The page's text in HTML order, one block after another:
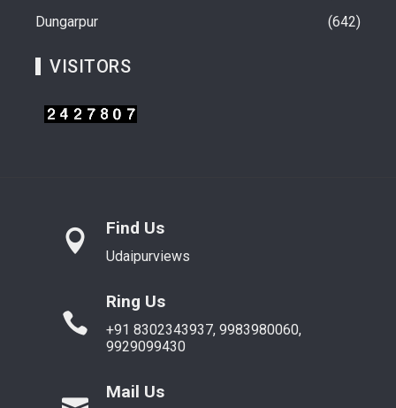
Dungarpur
642
VISITORS
Find Us
Udaipurviews
Ring Us
+91 8302343937, 9983980060,
9929099430
Mail Us